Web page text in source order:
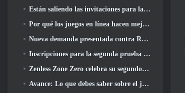
Están saliendo las invitaciones para la prueba de “dicotomía” de Silver Palace
Por qué los juegos en línea hacen mejor anime que el anime hace juegos
Nueva demanda presentada contra Roblox en Oregon alegando un incidente de preparación infantil
Inscripciones para la segunda prueba cerrada mundial de Global MapleStory Classic
Zenless Zone Zero celebra su segundo aniversario ofreciendo a los jugadores la posibilidad de elegir un agente de rango S gratuito
Avance: Lo que debes saber sobre el juego de recolección de criaturas de HoYoverse, Honkai: Alma de enlace